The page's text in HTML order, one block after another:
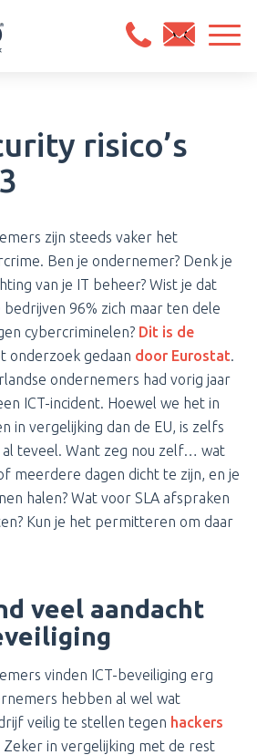
risico’s
zijn steeds vaker het
Ben je ondernemer? Denk je
van je IT beheer? Wist je dat
96% zich maar ten dele
cybercriminelen? Dit is de
onderzoek gedaan door Eurostat.
ondernemers had vorig jaar
ICT-incident. Hoewel we het in
in vergelijking dan de EU, is zelfs
al teveel. Want zeg nou zelf… wat
meerdere dagen dicht te zijn, en je
halen? Wat voor SLA afspraken
Kun je het permitteren om daar
veel aandacht
vinden ICT-beveiliging erg
hebben al wel wat
veilig te stellen tegen hackers
. Zeker in vergelijking met de rest